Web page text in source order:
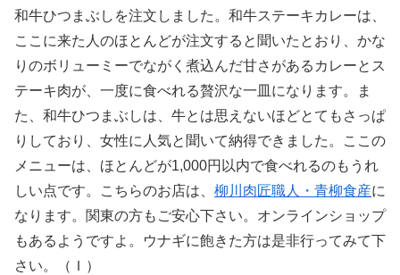
和牛ひつまぶしを注文しました。和牛ステーキカレーは、
ここに来た人のほとんどが注文すると聞いたとおり、かな
りのボリューミーでながく煮込んだ甘さがあるカレーとス
テーキ肉が、一度に食べれる贅沢な一皿になります。ま
た、和牛ひつまぶしは、牛とは思えないほどとてもさっぱ
りしており、女性に人気と聞いて納得できました。ここの
メニューは、ほとんどが1,000円以内で食べれるのもうれ
しい点です。こちらのお店は、 柳川肉匠職人・青柳食産に
なります。関東の方もご安心下さい。オンラインショップ
もあるようですよ。ウナギに飽きた方は是非行ってみて下
さい。（Ｉ）